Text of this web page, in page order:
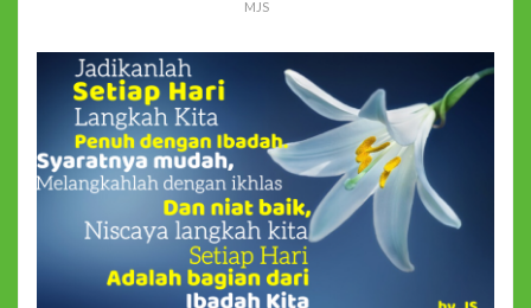
MJS